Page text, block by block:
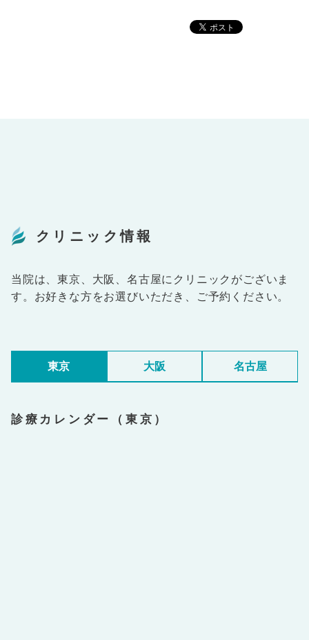
クリニック情報
当院は、東京、大阪、名古屋にクリニックがございま
す。お好きな方をお選びいただき、ご予約ください。
東京 大阪 名古屋
診療カレンダー（東京）